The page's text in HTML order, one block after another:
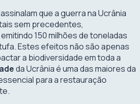
que a guerra na Ucrânia
sem precedentes,
150 milhões de toneladas
Estes efeitos não são apenas
a biodiversidade em toda a
da Ucrânia é uma das maiores da
para a restauração